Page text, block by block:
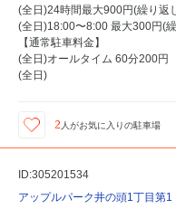
(全日)24時間最大900円(繰り返
(全日)18:00〜8:00 最大300円(
【通常駐車料金】
(全日)オールタイム 60分200円
(全日)
2 人がお気に入りの駐車場
ID:305201534
アップルパーク井の頭1丁目第1